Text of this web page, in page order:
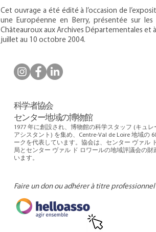
Cet ouvrage a été édité à l’occasion de
une Européenne en Berry, présentée sur les
Châteauroux aux Archives Départementales et
juillet au 10 octobre 2004.
科学者協会
センター地域の博物館
1977 年に創設され、博物館の科学スタッフ (キュレ
アシスタント) を集め、Centre-Val de Loire 地域の
ークを代表しています。協会は、センター ヴァル
局とセンター ヴァル ド ロワールの地域評議会の財
います。
Faire un don ou adhérer à titre professionnel